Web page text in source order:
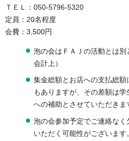
ＴＥＬ：050-5796-5320
定員：20名程度
会費：3,500円
泡の会はＦＡＪの活動とは
会計上）
集金総額とお店への支払総
もありますが、その差額は学
への補助とさせていただきま
泡の会参加予定でご連絡な
いただく可能性がございま